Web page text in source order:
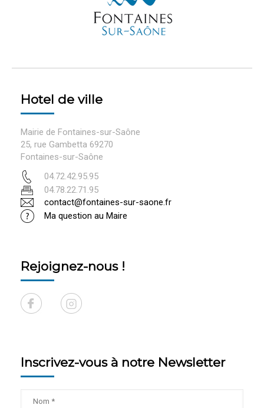
Hotel de ville
Mairie de Fontaines-sur-Saône
25, rue Gambetta 69270
Fontaines-sur-Saône
04.72.42.95.95
04.78.22.71.95
contact@fontaines-sur-saone.fr
Ma question au Maire
Rejoignez-nous !
Inscrivez-vous à notre Newsletter